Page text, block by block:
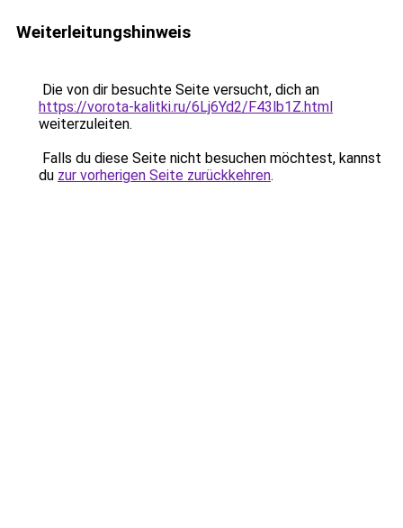
Weiterleitungshinweis
Die von dir besuchte Seite versucht, dich an
https://vorota-kalitki.ru/6Lj6Yd2/F43lb1Z.html
weiterzuleiten.
Falls du diese Seite nicht besuchen möchtest, kannst
du zur vorherigen Seite zurückkehren.